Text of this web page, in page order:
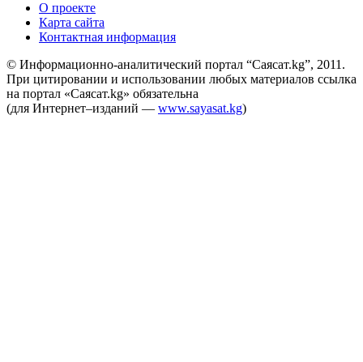
О проекте
Карта сайта
Контактная информация
© Информационно-аналитический портал “Саясат.kg”, 2011.
При цитировании и использовании любых материалов ссылка
на портал «Саясат.kg» обязательна
(для Интернет–изданий — www.sayasat.kg)